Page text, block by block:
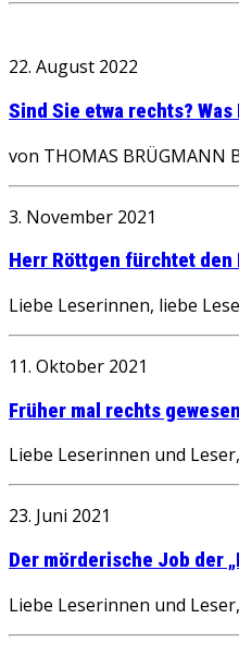
22. August 2022
Sind Sie etwa rechts?
von THOMAS
3. November 2021
Herr Röttgen fürchtet den
Liebe Leserinnen, liebe
11. Oktober 2021
Früher mal rechts
Liebe Leserinnen und
23. Juni 2021
Der mörderische Job der
Liebe Leserinnen und